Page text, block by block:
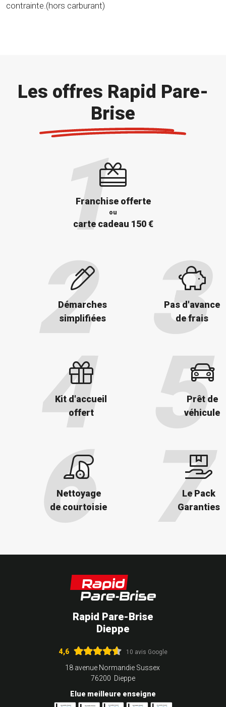
contrainte.(hors carburant)
Les offres Rapid Pare-
Brise
Franchise offerte
ou
carte cadeau 150 €
Démarches
simplifiées
Pas d'avance
de frais
Kit d'accueil
offert
Prêt de
véhicule
Nettoyage
de courtoisie
Le Pack
Garanties
Rapid Pare-Brise
Dieppe
4,6 10 avis Google
18 avenue Normandie Sussex
76200 Dieppe
Elue meilleure enseigne